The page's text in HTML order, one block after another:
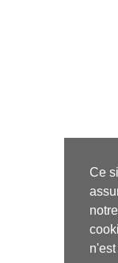
Ce